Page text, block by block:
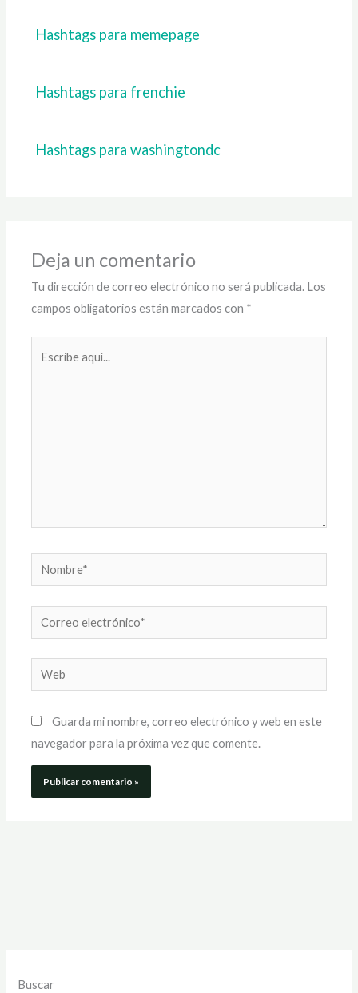
Hashtags para memepage
Hashtags para frenchie
Hashtags para washingtondc
Deja un comentario
Tu dirección de correo electrónico no será publicada. Los
campos obligatorios están marcados con *
Nombre*
Correo
electrónico*
Web
Guarda mi nombre, correo electrónico y web en este
navegador para la próxima vez que comente.
Buscar